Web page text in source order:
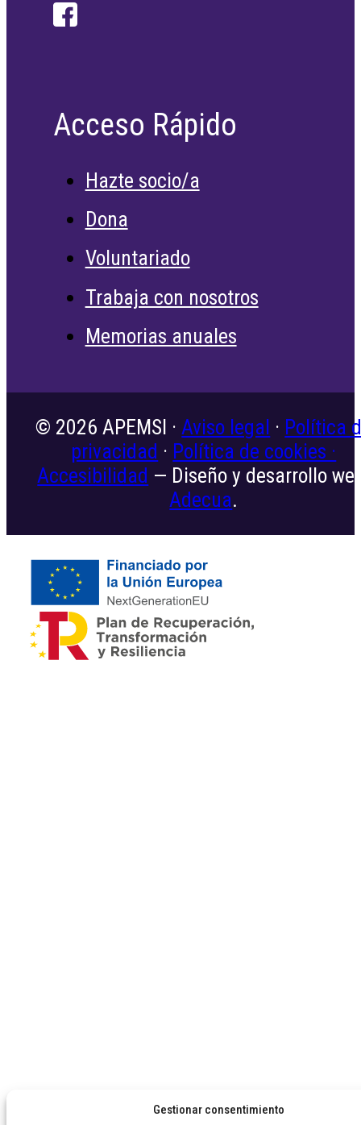
Gestionar consentimiento
Acceso Rápido
Hazte socio/a
Dona
Voluntariado
Trabaja con nosotros
Memorias anuales
© 2026 APEMSI ·Aviso legal · Política
privacidad · Política de cookies ·
Accesibilidad — Diseño y desarrollo
Adecua.